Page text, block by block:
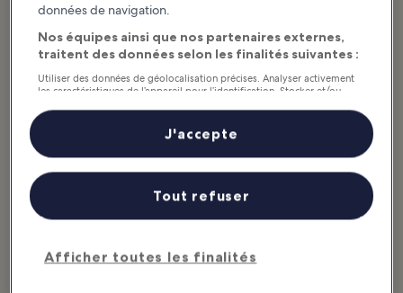
Recommandé pour : Couples, Familles, Histoire, Photographie
La Wiener Riesenrad, plus connue sous le nom de grande roue de
Vienne, a un passé haut en couleurs. Construite en 1897, elle a été
conçue par des ingénieurs britanniques et reconstruite après la
Seconde Guerre mondiale avec seulement la moitié de ses 30
65 mètres) dévoile une vue imprenable sur Vienne. Les billets
données de navigation.
Nos équipes ainsi que nos partenaires externes,
traitent des données selon les finalités suivantes :
Utiliser des données de géolocalisation précises. Analyser activement
les caractéristiques de l’appareil pour l’identification. Stocker et/ou
personnalisés, mesure de performance des publicités et du contenu,
études d’audience et développement de services.
Liste de nos partenaires (fournisseurs)
Afficher toutes les finalités
Tout refuser
J'accepte